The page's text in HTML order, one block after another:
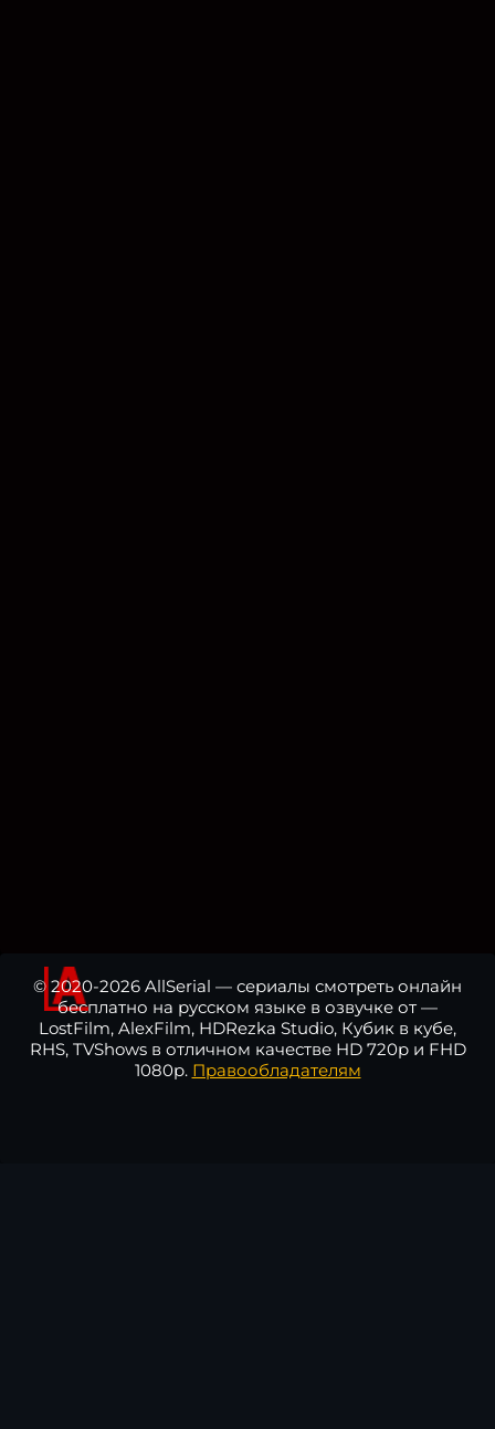
© 2020-2026 AllSerial — сериалы смотреть онлайн
бесплатно на русском языке в озвучке от —
LostFilm, AlexFilm, HDRezka Studio, Кубик в кубе,
RHS, TVShows в отличном качестве HD 720p и FHD
1080p. Правообладателям